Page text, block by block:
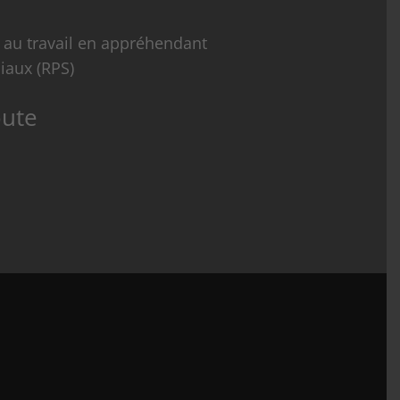
travail en appréhendant
(RPS)